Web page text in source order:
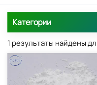
Категории
1 результаты найдены